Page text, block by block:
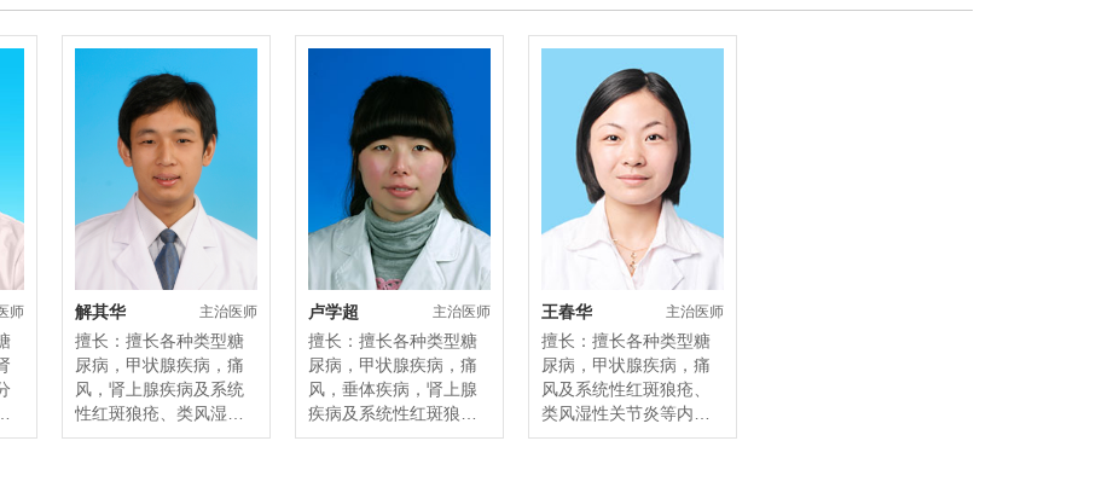
师 解其华 主治医师
擅长：擅长各种类型糖
尿病，甲状腺疾病，痛
风，肾上腺疾病及系统
性红斑狼疮、类风湿性
关节炎等内分泌疾病、
卢学超 ​主治医师
擅长：擅长各种类型糖
尿病，甲状腺疾病，痛
风，垂体疾病，肾上腺
疾病及系统性红斑狼
疮、类风湿性关节炎等
王春华 ​主治医师
擅长：擅长各种类型糖
尿病，甲状腺疾病，痛
风及系统性红斑狼疮、
类风湿性关节炎等内分
泌疾病、风湿病的诊